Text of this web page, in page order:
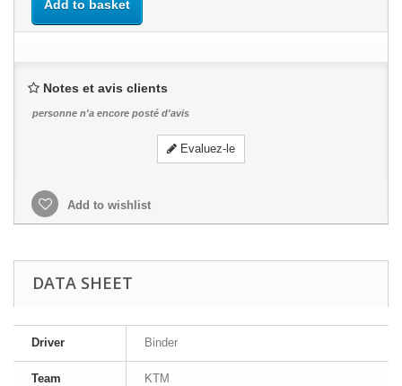
Add to basket
Notes et avis clients
personne n'a encore posté d'avis
Evaluez-le
Add to wishlist
DATA SHEET
Driver Binder
Team KTM